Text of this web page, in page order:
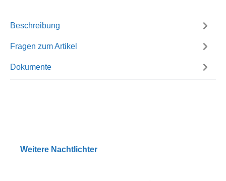
Beschreibung
Fragen zum Artikel
Dokumente
Weitere Nachtlichter